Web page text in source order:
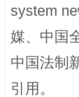
system
媒、中国
中国法制
引用。